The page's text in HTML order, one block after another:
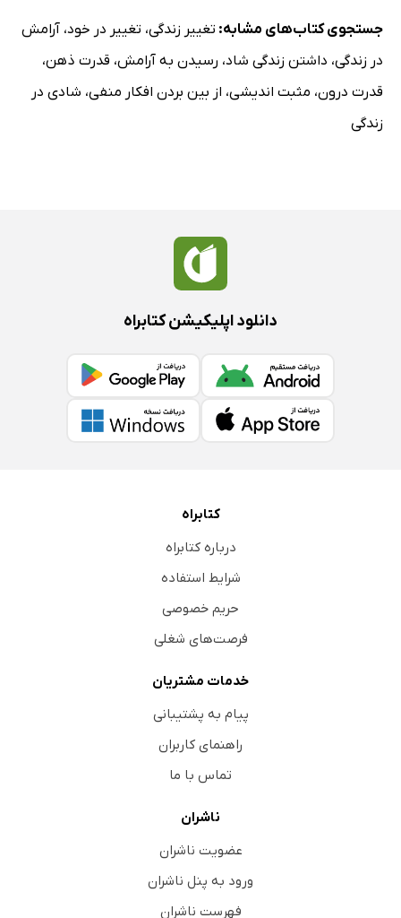
جستجوی کتاب‌های مشابه: تغییر زندگی، تغییر در خود، آرامش
در زندگی، داشتن زندگی شاد، رسیدن به آرامش، قدرت ذهن،
قدرت درون، مثبت اندیشی، از بین بردن افکار منفی، شادی در
زندگی
دانلود اپلیکیشن کتابراه
کتابراه
درباره کتابراه
شرایط استفاده
حریم خصوصی
فرصت‌های شغلی
خدمات مشتریان
پیام به پشتیبانی
راهنمای کاربران
تماس با ما
ناشران
عضویت ناشران
ورود به پنل ناشران
فهرست ناشران